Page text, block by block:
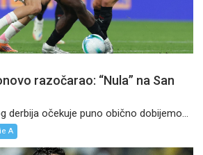
razočarao: “Nula” na San
derbija očekuje puno obično dobijemo...
A